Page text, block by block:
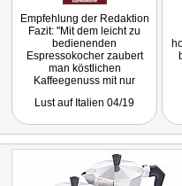
Empfehlung der Redaktion
Fazit: "Mit dem leicht zu
bedienenden
Espressokocher zaubert
man köstlichen
Kaffeegenuss mit nur
Lust auf Italien 04/19